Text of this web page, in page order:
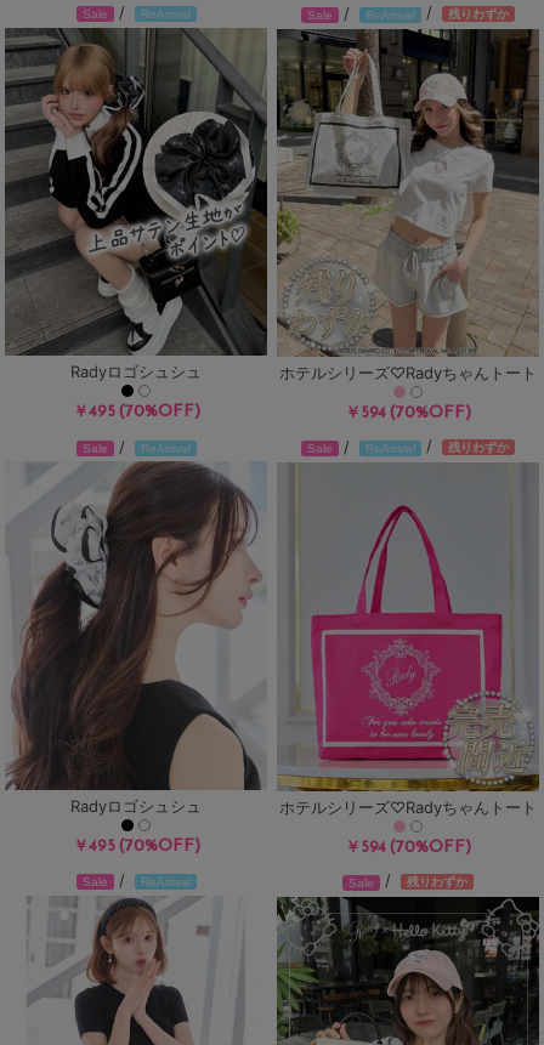
Sale / ReArrival
Radyロゴシュシュ
￥495(70%OFF)
Sale / ReArrival / 残りわずか
ホテルシリーズ♡Radyちゃんトート
￥594(70%OFF)
Sale / ReArrival
Radyロゴシュシュ
￥495(70%OFF)
Sale / ReArrival / 残りわずか
ホテルシリーズ♡Radyちゃんトート
￥594(70%OFF)
Sale / ReArrival Sale / 残りわずか